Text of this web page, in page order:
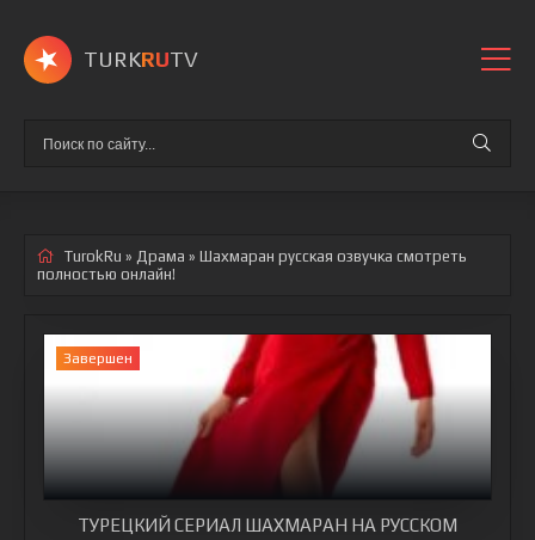
TURKRUTV
TurokRu » Драма » Шахмаран русская озвучка смотреть
полностью онлайн!
Завершен
ТУРЕЦКИЙ СЕРИАЛ ШАХМАРАН НА РУССКОМ